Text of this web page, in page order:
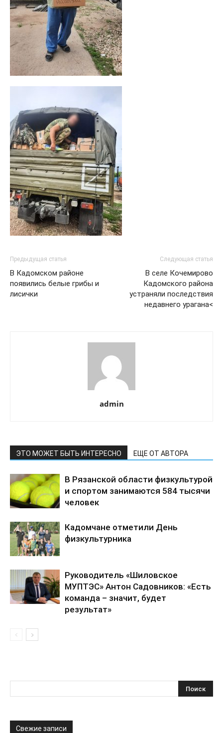
Предыдущая статья
В Кадомском районе
появились белые грибы и
лисички
Следующая статья
В селе Кочемирово
Кадомского района
устраняли последствия
недавнего урагана<
admin
ЭТО МОЖЕТ БЫТЬ ИНТЕРЕСНО ЕЩЕ ОТ АВТОРА
В Рязанской области физкультурой
и спортом занимаются 584 тысячи
человек
Кадомчане отметили День
физкультурника
Руководитель «Шиловское
МУПТЭС» Антон Садовников: «Есть
команда – значит, будет
результат»
Свежие записи